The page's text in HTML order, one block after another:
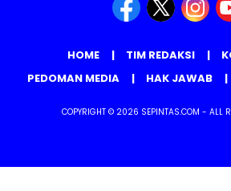
HOME TIM REDAKSI
PEDOMAN MEDIA
HAK JAWAB
COPYRIGHT © 2026 SEPINTAS.COM - ALL